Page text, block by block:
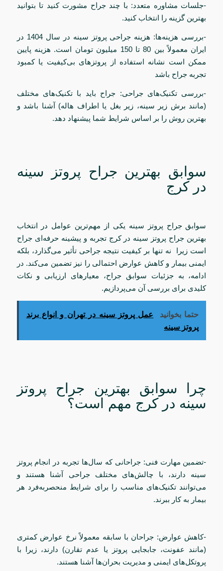
-جلسات مشاوره متعدد: با چند جراح مشورت کنید تا بتوانید
بهترین گزینه را انتخاب کنید.
-بررسی هزینه‌ها: هزینه جراحی پروتز سینه در سال 1404 در
ایران معمولاً بین 80 تا 150 میلیون تومان است. هزینه پایین
ممکن است نشانه استفاده از پروتزهای بی‌کیفیت یا کمبود
تجربه جراح باشد
-بررسی تکنیک‌های جراحی: جراح باید با تکنیک‌های مختلف
(مانند برش زیر سینه، زیر بغل یا اطراف هاله) آشنا باشد و
بهترین روش را بر اساس شرایط شما پیشنهاد دهد.
سوابق بهترین جراح پروتز سینه
در کرج
سوابق جراح پروتز سینه یکی از مهم‌ترین عوامل در انتخاب
بهترین جراح پروتز سینه در کرج تجربه و پیشینه حرفه‌ای جراح
است زیرا نه تنها بر کیفیت نتیجه جراحی تأثیر می‌گذارد، بلکه
ایمنی بیمار و کاهش عوارض احتمالی را نیز تضمین می‌کند. در
ادامه، به جزئیات سوابق جراح، معیارهای ارزیابی و نکات
کلیدی برای بررسی آن می‌پردازیم.
حتما بخوانید
عمل پروتز سینه در تهران و انواع برند
پروتز سینه
چرا سوابق بهترین جراح پروتز
سینه در کرج مهم است؟
-تضمین مهارت فنی: جراحانی که سال‌ها تجربه در انجام پروتز
سینه دارند، با چالش‌های مختلف جراحی آشنا هستند و
می‌توانند تکنیک‌های مناسب را برای شرایط منحصربه‌فرد هر
بیمار به کار ببرند.
-کاهش عوارض: جراحان با سابقه معمولاً نرخ عوارض کمتری
(مانند عفونت، جابجایی پروتز یا عدم تقارن) دارند، زیرا با
پروتکل‌های ایمنی و مدیریت بحران‌ها آشنا هستند.